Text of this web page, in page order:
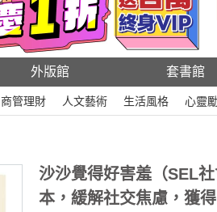
外版館 套書館
商管理財 人文藝術 生活風格 心靈
沙沙覺得好害羞（SEL
本，緩解社交焦慮，獲